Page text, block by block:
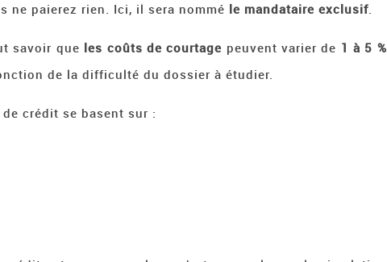
ne paierez rien. Ici, il sera nommé le mandataire exclusif.
savoir que les coûts de courtage peuvent varier de 1 à 5 %
de la difficulté du dossier à étudier.
crédit se basent sur :